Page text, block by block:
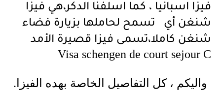
فيزا اسبانيا ، كما اسلفنا الدكر،هي فيزا
شنغن أي تسمح لحاملها بزيارة فضاء
شنغن كاملا،تسمى فيزا قصيرة الأمد
Visa schengen de court sejour C
واليكم ، كل التفاصيل الخاصة بهده الفيزا .